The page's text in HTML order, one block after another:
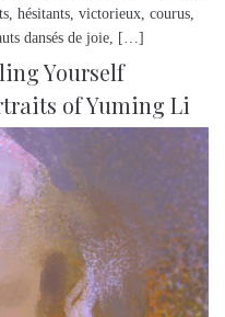
hésitants, victorieux, courus,
dansés de joie, […]
Yourself
of Yuming Li